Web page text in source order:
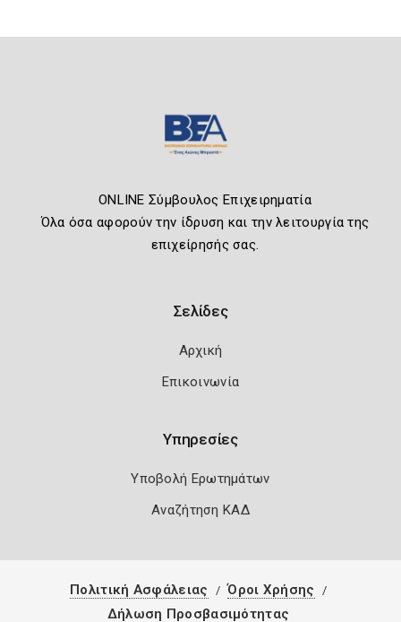
ONLINE Σύμβουλος Επιχειρηματία
Όλα όσα αφορούν την ίδρυση και την λειτουργία της
επιχείρησής σας.
Σελίδες
Αρχική
Επικοινωνία
Υπηρεσίες
Υποβολή Ερωτημάτων
Αναζήτηση ΚΑΔ
Πολιτική Ασφάλειας
Όροι Χρήσης
Δήλωση Προσβασιμότητας